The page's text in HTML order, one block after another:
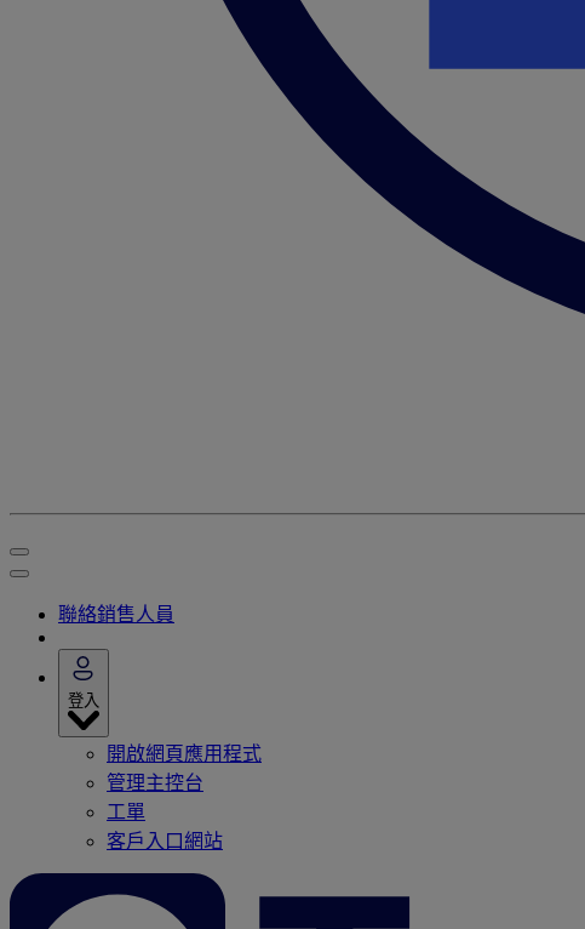
聯絡銷售人員
登入
開啟網頁應用程式
管理主控台
工單
客戶入口網站